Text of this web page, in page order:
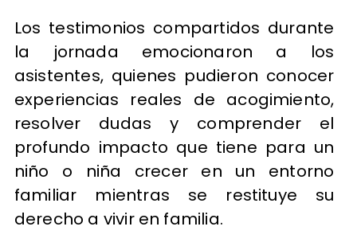
Los testimonios compartidos durante
la jornada emocionaron a los
asistentes, quienes pudieron conocer
experiencias reales de acogimiento,
resolver dudas y comprender el
profundo impacto que tiene para un
niño o niña crecer en un entorno
familiar mientras se restituye su
derecho a vivir en familia.